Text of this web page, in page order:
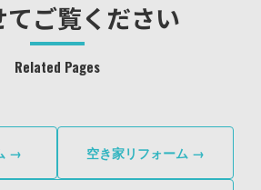
てご覧ください
Related Pages
→ 空き家リフォーム →